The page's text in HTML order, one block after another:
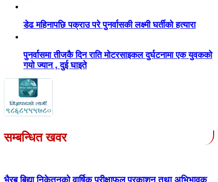
डेढ महिनापछि पक्राउ परे पुनर्वासकी लक्ष्मी घर्तीको हत्यारा
पुनर्वासमा तीजकै दिन राति मोटरसाइकल दुर्घटनामा एक युवकको
गयो ज्यान , दुई घाइते
सम्बन्धित खवर